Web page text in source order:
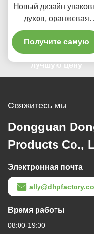
Новый дизайн
духов, оранжевая
верхняя и нижняя
коробка с ручкой из
полиуретана,
индивидуальный
логотип
Получите самую
лучшую цену
Свяжитесь мы
Dongguan
Products Co.,
Электронная почта
Время работы
08:00-19:00